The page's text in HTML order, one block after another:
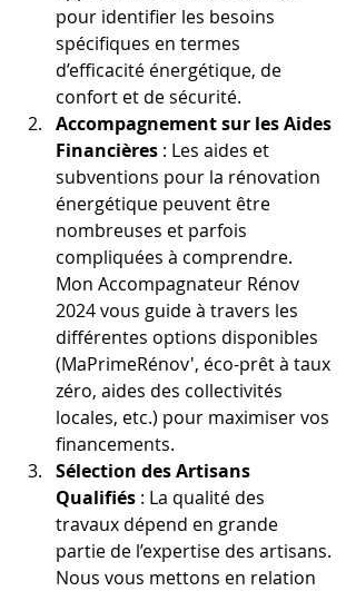
pour identifier les besoins
spécifiques en termes
d’efficacité énergétique, de
confort et de sécurité.
Accompagnement sur les Aides
Financières : Les aides et
subventions pour la rénovation
énergétique peuvent être
nombreuses et parfois
compliquées à comprendre.
Mon Accompagnateur Rénov
2024 vous guide à travers les
différentes options disponibles
(MaPrimeRénov', éco-prêt à taux
zéro, aides des collectivités
locales, etc.) pour maximiser vos
financements.
Sélection des Artisans
Qualifiés : La qualité des
travaux dépend en grande
partie de l’expertise des artisans.
Nous vous mettons en relation